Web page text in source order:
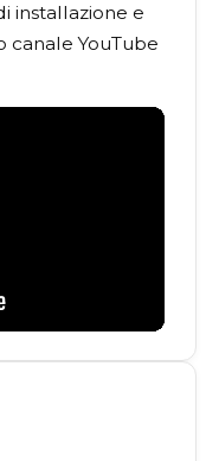
installazione e
canale YouTube